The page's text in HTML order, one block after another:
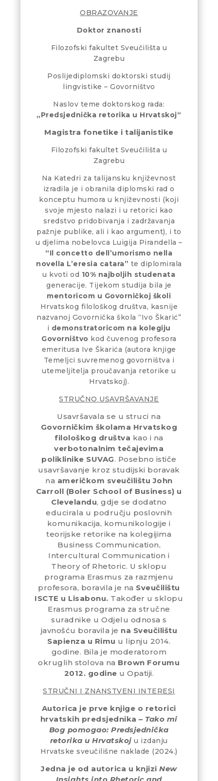
OBRAZOVANJE
Doktor znanosti
Filozofski fakultet Sveučilišta u
Zagrebu
Poslijediplomski doktorski studij
lingvistike – Govorništvo
Naslov teme doktorskog rada:
„Predsjednička retorika u Hrvatskoj“
Magistra fonetike i talijanistike
Filozofski fakultet Sveučilišta u
Zagrebu
Na Katedri za talijansku književnost
izradila je i obranila diplomski rad o
konceptu humora u književnosti (koji
svoje mjesto nalazi i u retorici kao
sredstvo pridobivanja i zadržavanja
pažnje publike, ali i kao argument), i to
u djelima nobelovca Luigija Pirandella –
“Il concetto dell’umorismo nella
novella L’eresia catara” te diplomirala
u kvoti od 10% najboljih studenata
generacije. Tijekom studija bila je
mentoricom u Govorničkoj školi
Hrvatskog filološkog društva, kasnije
nazvanoj Govornička škola “Ivo Škarić”
i demonstratoricom na kolegiju
Govorništvo kod čuvenog profesora
emeritusa Ive Škarića (autora knjige
Temeljci suvremenog govorništva i
utemeljitelja proučavanja retorike u
Hrvatskoj).
STRUČNO USAVRŠAVANJE
Usavršavala se u struci na
Govorničkim školama Hrvatskog
filološkog društva kao i na
verbotonalnim tečajevima
poliklinike SUVAG. Posebno ističe
usavršavanje kroz studijski boravak
na američkom sveučilištu John
Carroll (Boler School of Business) u
Clevelandu, gdje se dodatno
educirala u području poslovnih
komunikacija, komunikologije i
teorijske retorike na kolegijima
Business Communication,
Intercultural Communication i
Theory of Rhetoric. U sklopu
programa Erasmus za razmjenu
profesora, boravila je na Sveučilištu
ISCTE u Lisabonu. Također u sklopu
Erasmus programa za stručne
suradnike u Odjelu odnosa s
javnošću boravila je na Sveučilištu
Sapienza u Rimu u lipnju 2014.
godine. Bila je moderatorom
okruglih stolova na Brown Forumu
2012. godine u Opatiji.
STRUČNI I ZNANSTVENI INTERESI
Autorica je prve knjige o retorici
hrvatskih predsjednika – Tako mi
Bog pomogao: Predsjednička
retorika u Hrvatskoju izdanju
Hrvatske sveučilišne naklade (2024.)
Jedna je od autorica u knjizi New